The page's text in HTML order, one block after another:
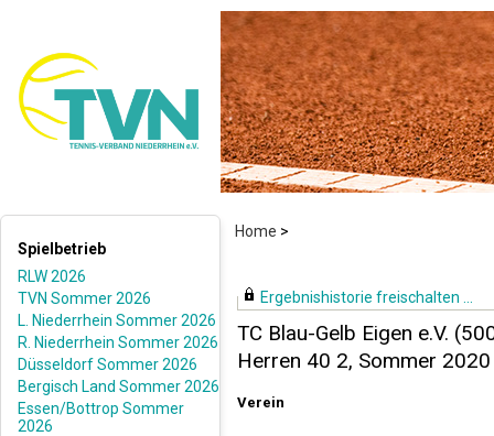
Home >
Spielbetrieb
RLW 2026
TVN Sommer 2026
L. Niederrhein Sommer 2026
R. Niederrhein Sommer 2026
Düsseldorf Sommer 2026
Bergisch Land Sommer 2026
Essen/Bottrop Sommer
2026
Ergebnishistorie freischalten ...
TC Blau-Gelb Eigen e.V.
Herren 40 2, Sommer 2020
Verein